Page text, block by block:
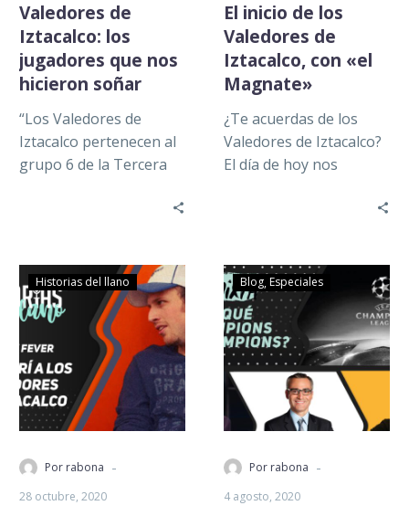
Valedores de
Iztacalco: los
jugadores que nos
hicieron soñar
“Los Valedores de
Iztacalco pertenecen al
grupo 6 de la Tercera
nuestro país. No saben
El inicio de los
Valedores de
Iztacalco, con «el
Magnate»
¿Te acuerdas de los
Valedores de Iztacalco?
El día de hoy nos
Historias del llano
Por rabona -
28 octubre, 2020
Blog Especiales
Por rabona -
4 agosto, 2020